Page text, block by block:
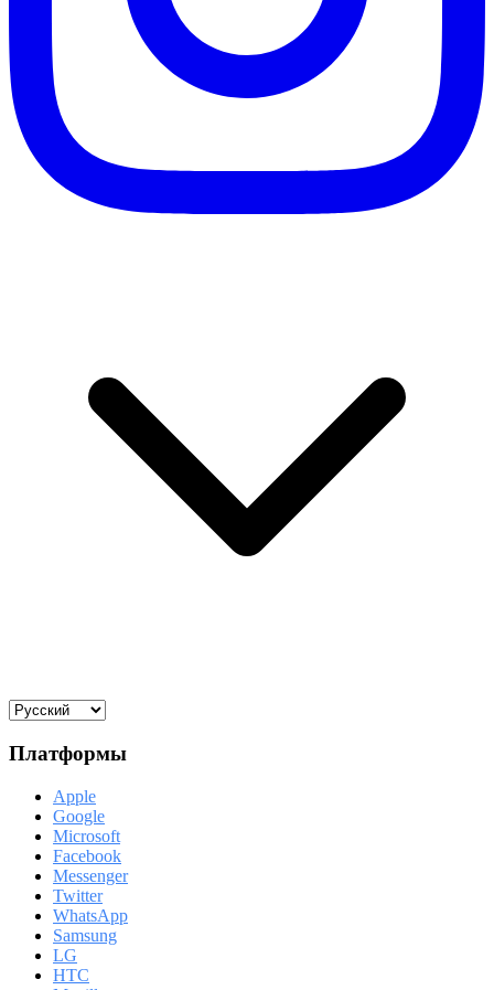
Платформы
Apple
Google
Microsoft
Facebook
Messenger
Twitter
WhatsApp
Samsung
LG
HTC